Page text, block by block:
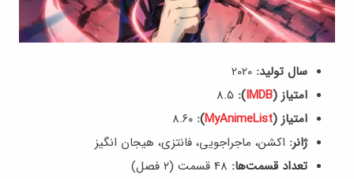
سال تولید:
امتیاز (IMDB
):
امتیاز (MyAnimeList
):
ژانر: اکشن، ماجراجویی، فانتزی، هیجان انگیز
تعداد قسمت‌ها: